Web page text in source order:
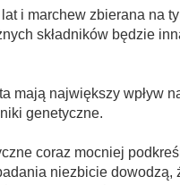
i marchew zbierana na
składników będzie
mają największy wpływ
genetyczne.
coraz mocniej
niezbicie dowodzą,